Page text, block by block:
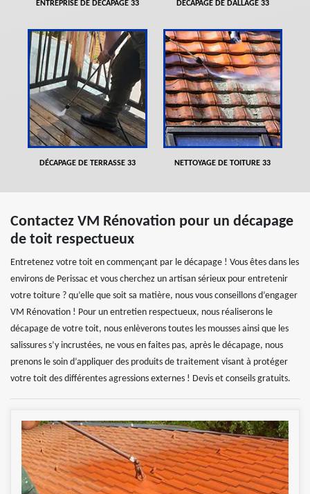
ENTREPRISE DE DÉCAPAGE 33 DÉCAPAGE DE DALLAGE 33
DÉCAPAGE DE TERRASSE 33 NETTOYAGE DE TOITURE 33
Contactez VM Rénovation pour un décapage
de toit respectueux
Entretenez votre toit en commençant par le décapage ! Vous êtes dans les
environs de Perissac et vous cherchez un artisan sérieux pour entretenir
votre toiture ? qu’elle que soit sa matière, nous vous conseillons d’engager
VM Rénovation ! Pour un entretien respectueux, nous réaliserons le
décapage de votre toit, nous enlèverons toutes les mousses ainsi que les
salissures s’y incrustées, ne vous en faites pas, après le décapage, nous
prenons le soin d’appliquer des produits de traitement visant à protéger
votre toit des différentes agressions externes ! Devis et conseils gratuits.